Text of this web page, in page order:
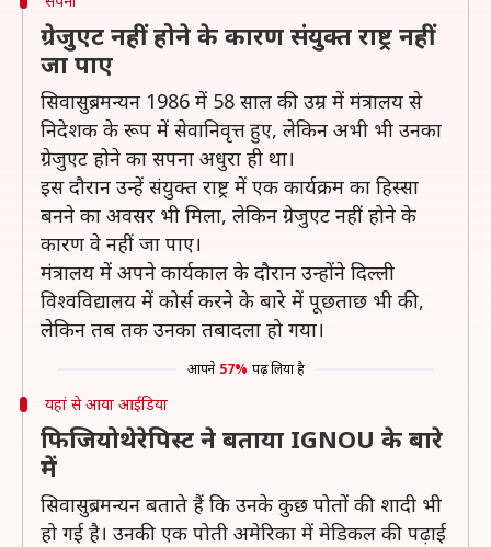
ग्रेजुएट नहीं होने के कारण संयुक्त राष्ट्र नहीं
जा पाए
सिवासुब्रमन्यन 1986 में 58 साल की उम्र में मंत्रालय से
निदेशक के रूप में सेवानिवृत्त हुए, लेकिन अभी भी उनका
ग्रेजुएट होने का सपना अधुरा ही था।
इस दौरान उन्हें संयुक्त राष्ट्र में एक कार्यक्रम का हिस्सा
बनने का अवसर भी मिला, लेकिन ग्रेजुएट नहीं होने के
कारण वे नहीं जा पाए।
मंत्रालय में अपने कार्यकाल के दौरान उन्होंने दिल्ली
विश्वविद्यालय में कोर्स करने के बारे में पूछताछ भी की,
लेकिन तब तक उनका तबादला हो गया।
आपने 57% पढ़ लिया है
यहां से आया आईडिया
फिजियोथेरेपिस्ट ने बताया IGNOU के बारे
में
सिवासुब्रमन्यन बताते हैं कि उनके कुछ पोतों की शादी भी
हो गई है। उनकी एक पोती अमेरिका में मेडिकल की पढ़ाई